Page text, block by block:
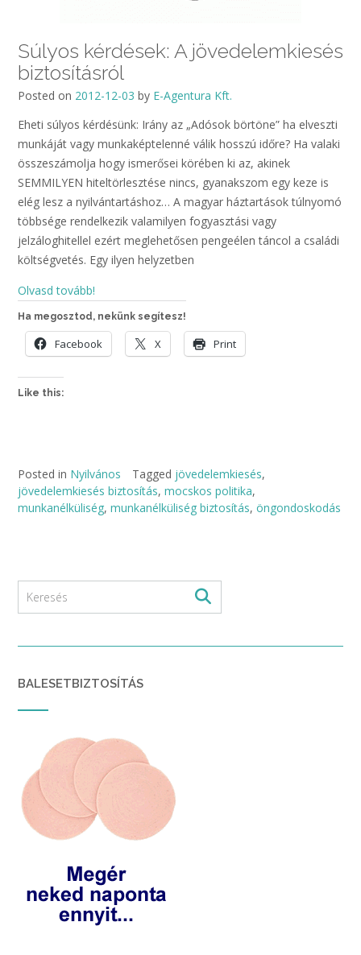
Súlyos kérdések: A jövedelemkiesés
biztosításról
Posted on 2012-12-03 by E-Agentura Kft.
Eheti súlyos kérdésünk: Irány az „Adósok börtöne” ha elveszti
munkáját vagy munkaképtelenné válik hosszú időre? Ha valaki
összeszámolja hogy ismerősei körében ki az, akinek
SEMMILYEN hiteltörlesztése nincs, gyanakszom egy keze is
elég lesz a nyilvántartáshoz… A magyar háztartások túlnyomó
többsége rendelkezik valamilyen fogyasztási vagy
jelzáloghitellel ezért meglehetősen pengeélen táncol a családi
költségvetés. Egy ilyen helyzetben
Olvasd tovább!
Ha megosztod, nekünk segítesz!
Facebook X Print
Like this:
Posted in Nyilvános Tagged jövedelemkiesés,
jövedelemkiesés biztosítás, mocskos politika,
munkanélküliség, munkanélküliség biztosítás, öngondoskodás
BALESETBIZTOSÍTÁS